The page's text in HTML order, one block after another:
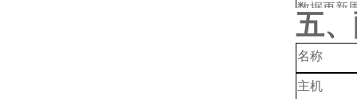
数据更新
尺寸
出厂时默
五
名称
主机